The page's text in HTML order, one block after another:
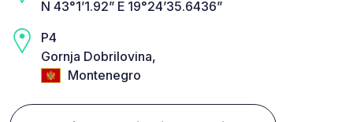
N 43°1’1.92” E 19°24’35.6436”
P4
Gornja Dobrilovina,
Montenegro